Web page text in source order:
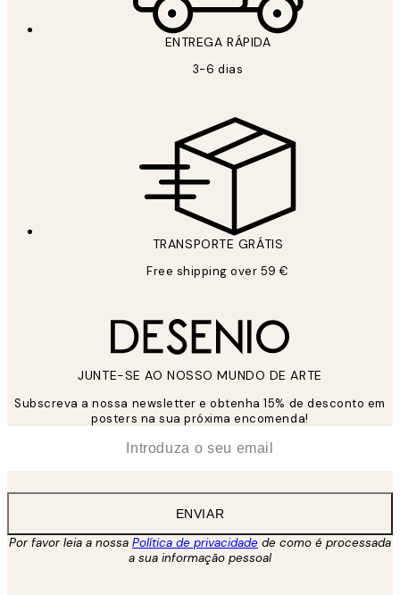
ENTREGA RÁPIDA
3-6 dias
TRANSPORTE GRÁTIS
Free shipping over 59 €
JUNTE-SE AO NOSSO MUNDO DE ARTE
Subscreva a nossa newsletter e obtenha 15% de desconto em
posters na sua próxima encomenda!
ENVIAR
Por favor leia a nossa Política de privacidade de como é processada
a sua informação pessoal